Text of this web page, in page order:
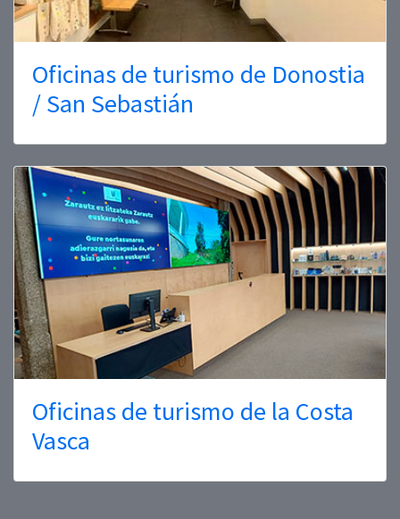
Oficinas de turismo de Donostia
/ San Sebastián
Oficinas de turismo de la Costa
Vasca